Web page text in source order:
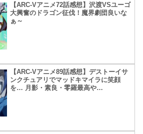
【ARC-Vアニメ72話感想】沢渡VSユーゴ
大興奮のドラゴン征伐！魔界劇団良いな
ぁ～
【ARC-Vアニメ89話感想】デストーイサ
ンクチュアリでマッドキマイラに笑顔
を… 月影・素良・零羅最高や…